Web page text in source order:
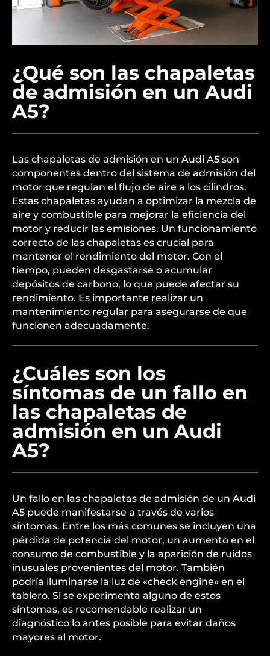
¿Qué son las chapaletas
de admisión en un Audi
A5?
Las chapaletas de admisión en un Audi A5 son
componentes dentro del sistema de admisión del
motor que regulan el flujo de aire a los cilindros.
Estas chapaletas ayudan a optimizar la mezcla de
aire y combustible para mejorar la eficiencia del
motor y reducir las emisiones. Un funcionamiento
correcto de las chapaletas es crucial para
mantener el rendimiento del motor. Con el
tiempo, pueden desgastarse o acumular
depósitos de carbono, lo que puede afectar su
rendimiento. Es importante realizar un
mantenimiento regular para asegurarse de que
funcionen adecuadamente.
¿Cuáles son los
síntomas de un fallo en
las chapaletas de
admisión en un Audi
A5?
Un fallo en las chapaletas de admisión de un Audi
A5 puede manifestarse a través de varios
síntomas. Entre los más comunes se incluyen una
pérdida de potencia del motor, un aumento en el
consumo de combustible y la aparición de ruidos
inusuales provenientes del motor. También
podría iluminarse la luz de «check engine» en el
tablero. Si se experimenta alguno de estos
síntomas, es recomendable realizar un
diagnóstico lo antes posible para evitar daños
mayores al motor.